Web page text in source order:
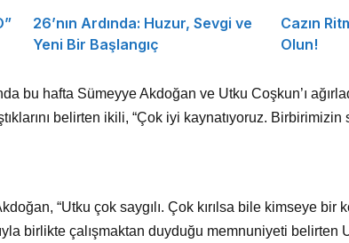
26’nın Ardında: Huzur, Sevgi ve
Yeni Bir Başlangıç
Cazın
Olun!
bu hafta Sümeyye Akdoğan ve Utku Coşkun’ı
belirten ikili, “Çok iyi kaynatıyoruz. Birbirimizin
“Utku çok saygılı. Çok kırılsa bile kimseye bir
birlikte çalışmaktan duyduğu memnuniyeti belirten